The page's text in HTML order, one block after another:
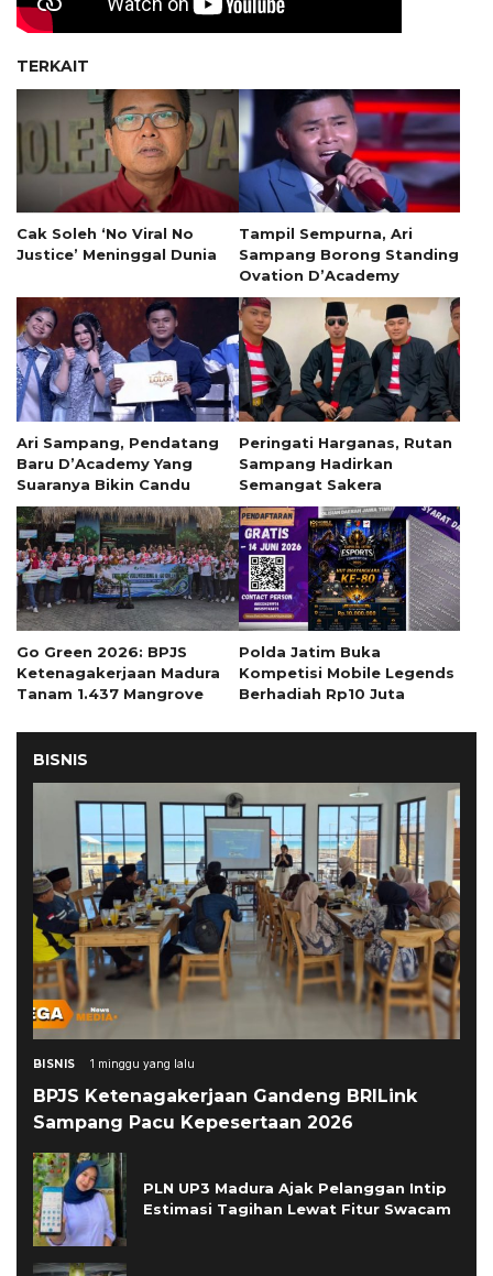
TERKAIT
Cak Soleh ‘No Viral No
Justice’ Meninggal Dunia
Tampil Sempurna, Ari
Sampang Borong Standing
Ovation D’Academy
Ari Sampang, Pendatang
Baru D’Academy Yang
Suaranya Bikin Candu
Peringati Harganas, Rutan
Sampang Hadirkan
Semangat Sakera
Go Green 2026: BPJS
Ketenagakerjaan Madura
Tanam 1.437 Mangrove
Polda Jatim Buka
Kompetisi Mobile Legends
Berhadiah Rp10 Juta
BISNIS
BISNIS 1 minggu yang lalu
BPJS Ketenagakerjaan Gandeng BRILink
Sampang Pacu Kepesertaan 2026
PLN UP3 Madura Ajak Pelanggan Intip
Estimasi Tagihan Lewat Fitur Swacam